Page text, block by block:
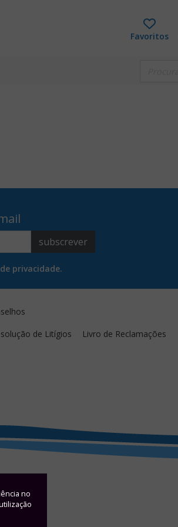
Favoritos
no
subscrever
privacidade.
de Litígios
Livro de Reclamações